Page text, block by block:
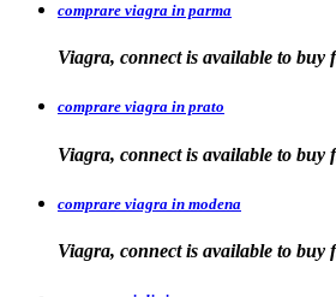
comprare viagra in parma
Viagra, connect is available to buy
comprare viagra in prato
Viagra, connect is available to buy
comprare viagra in modena
Viagra, connect is available to buy